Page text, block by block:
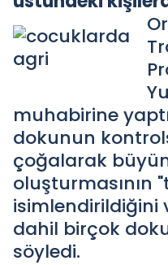
muhabirine
dokunun
çoğalarak
oluşturmasının
isimlendirildiğini
dahil birçok
söyledi.